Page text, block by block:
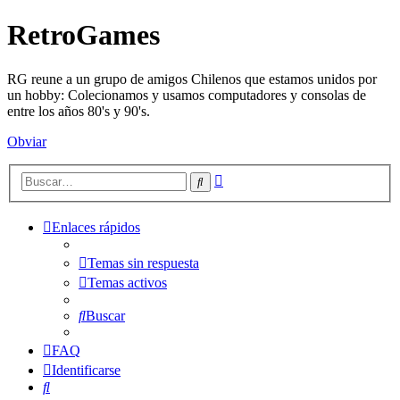
RetroGames
RG reune a un grupo de amigos Chilenos que estamos unidos por
un hobby: Colecionamos y usamos computadores y consolas de
entre los años 80's y 90's.
Obviar
Buscar
Enlaces rápidos
Temas sin respuesta
Temas activos
Buscar
FAQ
Identificarse
Buscar